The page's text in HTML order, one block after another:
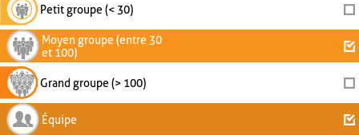
Petit groupe (< 30)
Moyen groupe (entre 30
et 100)
Grand groupe (> 100)
Équipe